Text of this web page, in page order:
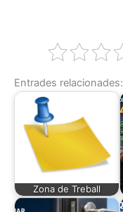
Entrades relacionades:
Zona de Treball